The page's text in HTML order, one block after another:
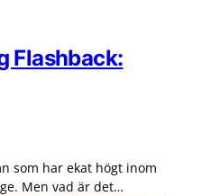
Flashback:
som har ekat högt inom
Men vad är det…